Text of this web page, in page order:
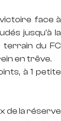
face à
jusqu'à la
terrain du FC
en trêve.
à 1 petite
de la réserve